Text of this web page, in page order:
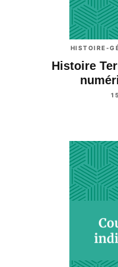
HISTOIRE-
Histoire